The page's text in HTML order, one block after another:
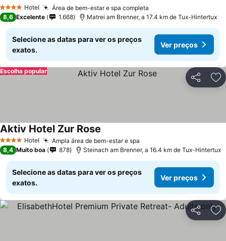
4 EstrelasHotel Área de bem-estar e spa completa
8,6 Excelente 1.668 Matrei am Brenner, a 17.4 km de Tux-Hintertux
Selecione as datas para ver os preços
exatos.
Ver preços
Partilhar
Escolha popular
4 EstrelasHotel Ampla área de bem-estar e spa
Aktiv Hotel Zur Rose
8,4 Muito boa 878 Steinach am Brenner, a 16.4 km de Tux-Hintertux
Selecione as datas para ver os preços
exatos.
Ver preços
Partilhar